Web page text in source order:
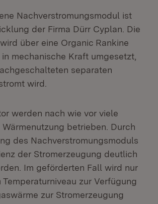
Nachverstromungsmodul ist
der Firma Dürr Cyplan. Die
über eine Organic Rankine
mechanische Kraft umgesetzt,
separaten
wird.
werden nach wie vor viele
betrieben. Durch
des Nachverstromungsmoduls
der Stromerzeugung deutlich
Im geförderten Fall wird nur
Temperaturniveau zur Verfügung
zur Stromerzeugung